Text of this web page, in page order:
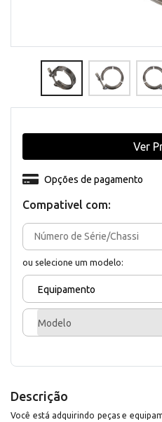
Compativel com:
ou selecione um modelo:
Equipamento
Modelo
Opções de pagamento
Ver
Descrição
Você está adquirindo peças e